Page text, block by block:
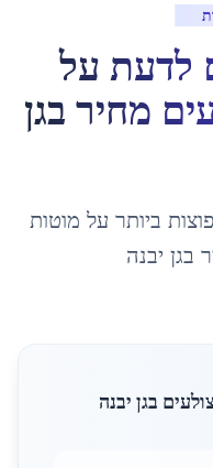
לדעת על
מחיר בגן
ביותר על מוטות
בגן יבנה
בגן יבנה